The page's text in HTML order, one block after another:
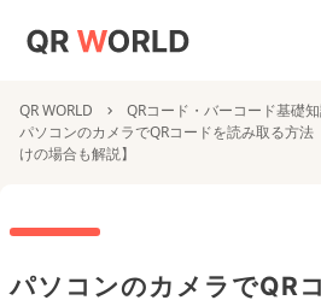
QR WORLD
QRコード・バーコード基礎
パソコンのカメラでQRコードを読み取る方
けの場合も解説】
パソコンのカメラでQR